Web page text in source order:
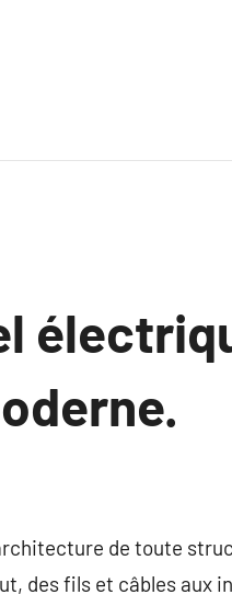
de toute
des fils et câbles aux